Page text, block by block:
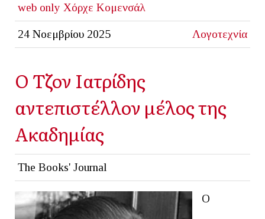
web only Χόρχε Κομενσάλ
24 Νοεμβρίου 2025 Λογοτεχνία
Ο Τζον Ιατρίδης
αντεπιστέλλον μέλος της
Ακαδημίας
The Books' Journal
Ο